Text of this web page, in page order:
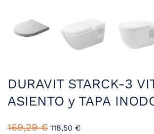
DURAVIT STARCK-3
ASIENTO y TAPA
169,29€ El
118,50 €El